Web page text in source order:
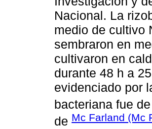
Nacional. La
medio de cultivo
sembraron en
cultivaron en
durante 48 h a
evidenciado por
bacteriana fue
de Mc Farland (Mc